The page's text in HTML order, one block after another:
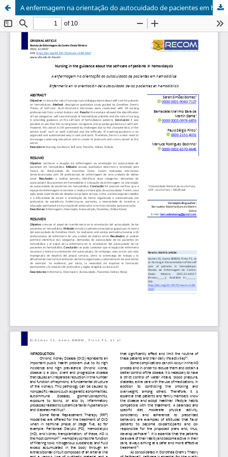
A enfermagem na orientação do autocuidado de pacientes em hemodiálise